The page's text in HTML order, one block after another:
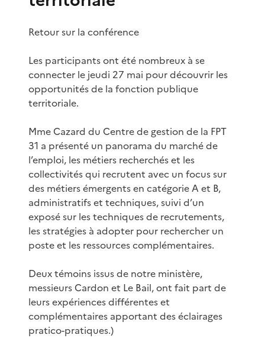
Retour sur la conférence
Les participants ont été nombreux à se
connecter le jeudi 27 mai pour découvrir les
opportunités de la fonction publique
territoriale.
Mme Cazard du Centre de gestion de la FPT
31 a présenté un panorama du marché de
l’emploi, les métiers recherchés et les
collectivités qui recrutent avec un focus sur
des métiers émergents en catégorie A et B,
administratifs et techniques, suivi d’un
exposé sur les techniques de recrutements,
les stratégies à adopter pour rechercher un
poste et les ressources complémentaires.
Deux témoins issus de notre ministère,
messieurs Cardon et Le Bail, ont fait part de
leurs expériences différentes et
complémentaires apportant des éclairages
pratico-pratiques.)